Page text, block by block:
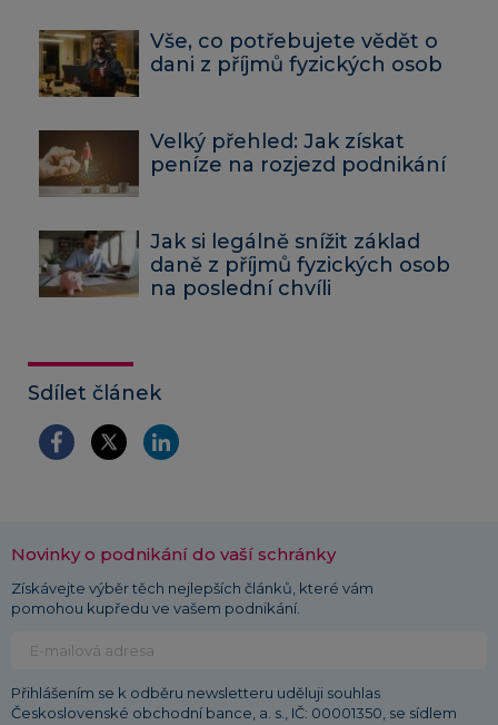
Vše, co potřebujete vědět o
dani z příjmů fyzických osob
Velký přehled: Jak získat
peníze na rozjezd podnikání
Jak si legálně snížit základ
daně z příjmů fyzických osob
na poslední chvíli
Sdílet článek
Novinky o podnikání do vaší schránky
Získávejte výběr těch nejlepších článků, které vám
pomohou kupředu ve vašem podnikání.
Přihlášením se k odběru newsletteru uděluji souhlas
Československé obchodní bance, a. s., IČ: 00001350, se sídlem